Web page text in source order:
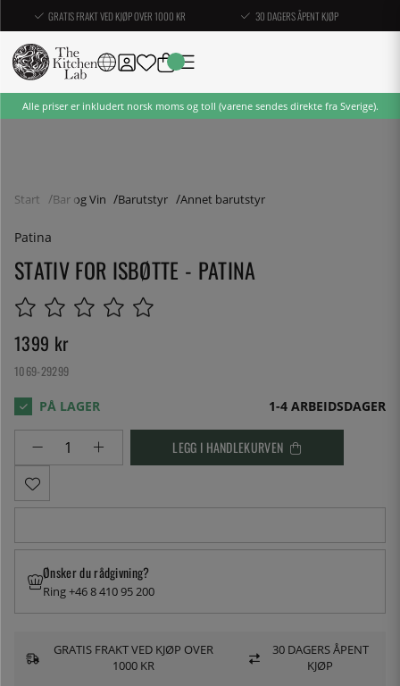
GRATIS FRAKT VED KJØP OVER 1000 KR 30 DAGERS ÅPENT KJØP
Alle priser er inkludert norsk moms og toll (varene sendes direkte fra Sverige).
Start Bar og Vin Barutstyr Annet barutstyr
Patina
STATIV FOR ISBØTTE - PATINA
1399 kr
1069-29299
1-4 ARBEIDSDAGER
LEGG I HANDLEKURVEN
Ønsker du rådgivning?
Ring +46 8 410 95 200
GRATIS FRAKT VED KJØP OVER
1000 KR
30 DAGERS ÅPENT
KJØP